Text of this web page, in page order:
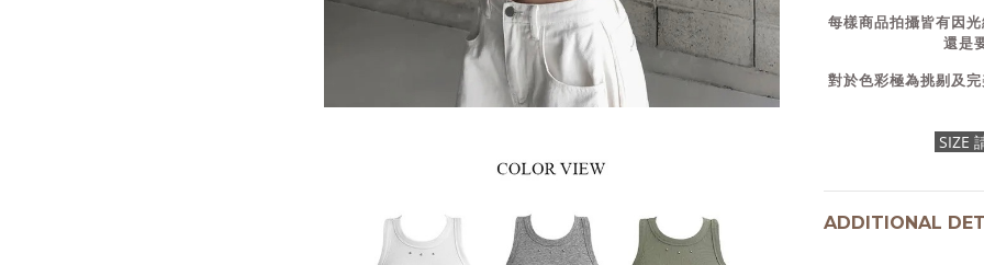
每樣商品拍攝皆有因
還是
對於色彩極為挑剔及
SIZE
ADDITIONAL